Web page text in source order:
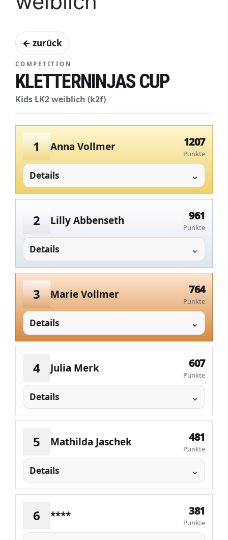
← zurück
COMPETITION
KLETTERNINJAS CUP
Kids LK2 weiblich (k2f)
1 Anna Vollmer 1207
Punkte
Details
2 Lilly Abbenseth 961
Punkte
Details
3 Marie Vollmer 764
Punkte
Details
4 Julia Merk 607
Punkte
Details
5 Mathilda Jaschek 481
Punkte
Details
6 **** 381
Punkte